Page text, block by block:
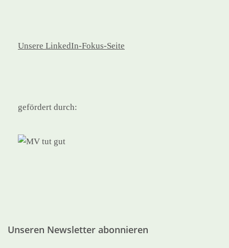
Unsere LinkedIn-Fokus-Seite
gefördert durch:
Unseren Newsletter abonnieren